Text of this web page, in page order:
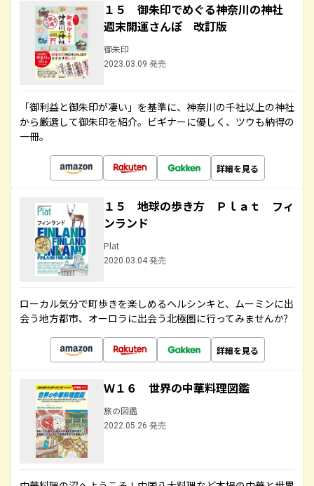
１５ 御朱印でめぐる神奈川の神社
週末開運さんぽ 改訂版
御朱印
2023.03.09 発売
「御利益と御朱印が凄い」を基準に、神奈川の千社以上の神社
から厳選して御朱印を紹介。ビギナーに優しく、ツウも納得の
一冊。
詳細を見る
１５ 地球の歩き方 Ｐｌａｔ フィ
ンランド
Plat
2020.03.04 発売
ローカル気分で町歩きを楽しめるヘルシンキと、ムーミンに出
会う地方都市、オーロラに出会う北極圏に行ってみませんか?
詳細を見る
Ｗ１６ 世界の中華料理図鑑
旅の図鑑
2022.05.26 発売